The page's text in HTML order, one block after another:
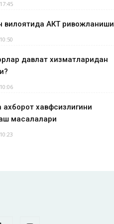
вилоятида АКТ ривожланиши
давлат хизматларидан
ахборот хавфсизлигини
масалалари